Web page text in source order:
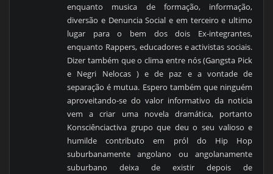
enquanto musica de formação, informação,
diversão e Denuncia Social e em terceiro e ultimo
lugar para o bem dos dois Ex-integrantes,
enquanto Rappers, educadores e activistas sociais.
Dizer também que o clima entre nós (Gangsta Pick
e Negri Nelocas ) e de paz e a vontade de
separação é mutua. Espero também que ninguém
aproveitando-se do valor informativo da noticia
vem a criar uma novela dramática, portanto
Konsciênciactiva grupo que deu o seu valioso e
humilde contributo em pról do Hip Hop
suburbanamente angolano ou angolanamente
suburbano deixa de existir depois de